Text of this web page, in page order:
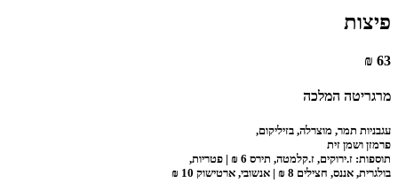
פיצות
63 ₪
מרגריטה המלכה
עגבניות תמר, מוצרלה, בזיליקום,
פרמזן ושמן זית
תוספות: ז.ירוקים, ז.קלמטה, תירס 6 ₪ | פטריות,
בולגרית, אננס, חצילים 8 ₪ | אנשובי, ארטישוק 10 ₪